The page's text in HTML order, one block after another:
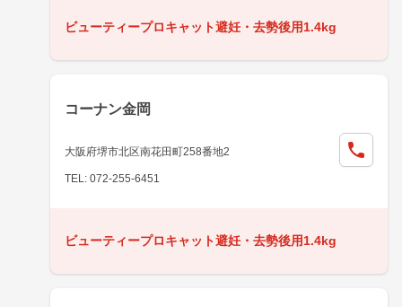
ビューティープロキャット避妊・去勢後用1.4kg
コーナン金岡
大阪府堺市北区南花田町258番地2
TEL: 072-255-6451
ビューティープロキャット避妊・去勢後用1.4kg